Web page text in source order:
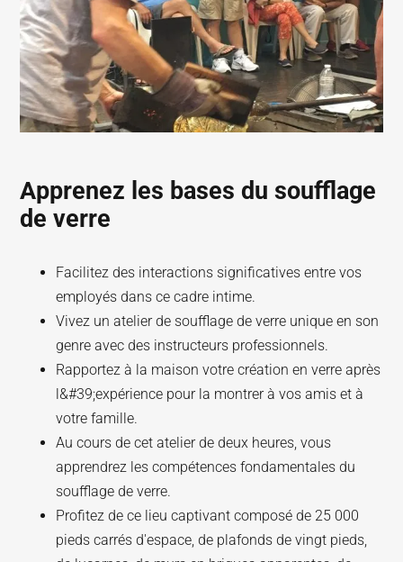
Apprenez les bases du soufflage
de verre
Facilitez des interactions significatives entre vos
employés dans ce cadre intime.
Vivez un atelier de soufflage de verre unique en son
genre avec des instructeurs professionnels.
Rapportez à la maison votre création en verre après
l&#39;expérience pour la montrer à vos amis et à
votre famille.
Au cours de cet atelier de deux heures, vous
apprendrez les compétences fondamentales du
soufflage de verre.
Profitez de ce lieu captivant composé de 25 000
pieds carrés d'espace, de plafonds de vingt pieds,